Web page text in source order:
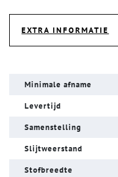
EXTRA INFORMATIE
Minimale afname
Levertijd
Samenstelling
Slijtweerstand
Stofbreedte